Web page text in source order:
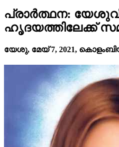
പ്രാർത്ഥന:
ഹൃദയത്തിലേക്ക്
യേശു, മേയ് 7, 2021,